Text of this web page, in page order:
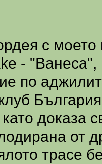
с
-
по
доказа
от
трасе